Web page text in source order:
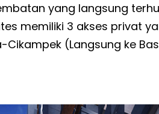
yang langsung
memiliki 3 akses privat
Cikampek (Langsung ke